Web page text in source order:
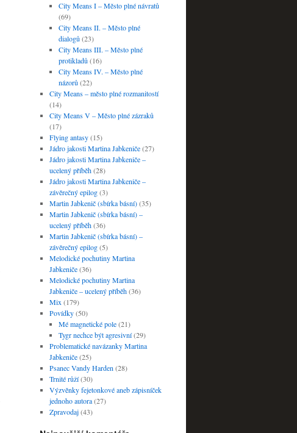
City Means I – Město plné návratů
(69)
City Means II. – Město plné
dialogů (23)
City Means III. – Město plné
protikladů (16)
City Means IV. – Město plné
názorů (22)
City Means – město plné rozmanitostí
(14)
City Means V – Město plné zázraků
(17)
Flying antasy(15)
Jádro jakosti Martina Jabkeniče(27)
Jádro jakosti Martina Jabkeniče –
ucelený příběh(28)
Jádro jakosti Martina Jabkeniče –
závěrečný epilog(3)
Martin Jabkenič (sbírka básní)(35)
Martin Jabkenič (sbírka básní) –
ucelený příběh(36)
Martin Jabkenič (sbírka básní) –
závěrečný epilog(5)
Melodické pochutiny Martina
Jabkeniče(36)
Melodické pochutiny Martina
Jabkeniče – ucelený příběh(36)
Mix (179)
Povídky(50)
Mé magnetické pole(21)
Tygr nechce být agresivní(29)
Problematické navázanky Martina
Jabkeniče(25)
Psanec Vandy Harden (28)
Trnité růží(30)
Výzvěnky fejetonkové aneb zápisníček
jednoho autora(27)
Zpravodaj(43)